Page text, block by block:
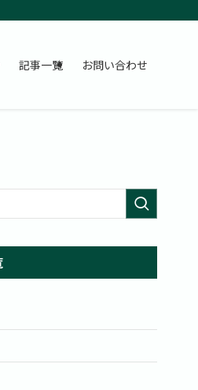
記事一覧 お問い合わせ